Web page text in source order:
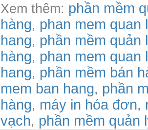
Xem thêm: phần mềm
hàng, phan mem quan
hang, phần mềm quản
hàng, phan mem quan
hang, phần mềm bán
mem ban hang, phần
hàng, máy in hóa đơn,
vạch, phần mềm quản